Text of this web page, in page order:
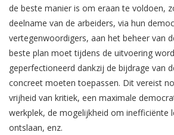
de beste manier is om eraan te voldoen,
deelname van de arbeiders, via hun
vertegenwoordigers, aan het beheer van
beste plan moet tijdens de uitvoering
geperfectioneerd dankzij de bijdrage van
concreet moeten toepassen. Dit vereist
vrijheid van kritiek, een maximale
werkplek, de mogelijkheid om inefficiënte
ontslaan, enz.